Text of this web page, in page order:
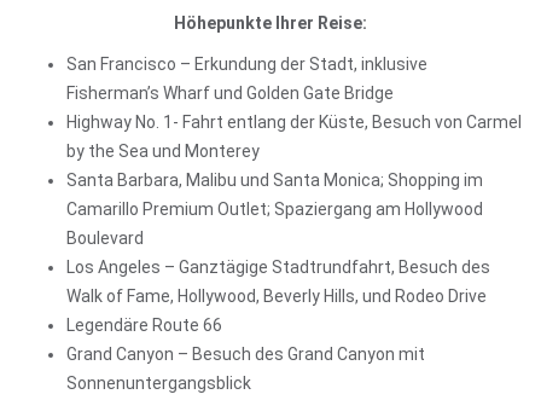
Höhepunkte Ihrer Reise:
San Francisco – Erkundung der Stadt, inklusive
Fisherman’s Wharf und Golden Gate Bridge
Highway No. 1- Fahrt entlang der Küste, Besuch von Carmel
by the Sea und Monterey
Santa Barbara, Malibu und Santa Monica; Shopping im
Camarillo Premium Outlet; Spaziergang am Hollywood
Boulevard
Los Angeles – Ganztägige Stadtrundfahrt, Besuch des
Walk of Fame, Hollywood, Beverly Hills, und Rodeo Drive
Legendäre Route 66
Grand Canyon – Besuch des Grand Canyon mit
Sonnenuntergangsblick